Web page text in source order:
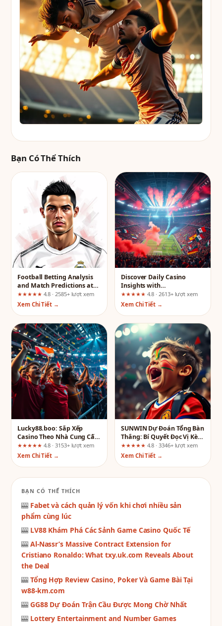
Bạn Có Thể Thích
Football Betting Analysis
and Match Predictions at
JW88: A User Journey Risk
Assessment
★★★★★ 4.8 · 2585+ lượt xem
Xem Chi Tiết →
Discover Daily Casino
Insights with
789betmoi.com: An
Independent Review
★★★★★ 4.8 · 2613+ lượt xem
Xem Chi Tiết →
Lucky88.boo: Sắp Xếp
Casino Theo Nhà Cung Cấp
Hay Phong Cách Chơi?
Hướng Dẫn Chọn Đúng Cho
★★★★★ 4.8 · 3153+ lượt xem
Xem Chi Tiết →
SUNWIN Dự Đoán Tổng Bàn
Thắng: Bí Quyết Đọc Vị Kèo
Tài Xỉu Chuẩn Xác
★★★★★ 4.8 · 3346+ lượt xem
Xem Chi Tiết →
BẠN CÓ THỂ THÍCH
🎰 Fabet và cách quản lý vốn khi chơi nhiều sản
phẩm cùng lúc
🎰 LV88 Khám Phá Các Sảnh Game Casino Quốc Tế
🎰 Al-Nassr’s Massive Contract Extension for
Cristiano Ronaldo: What txy.uk.com Reveals About
the Deal
🎰 Tổng Hợp Review Casino, Poker Và Game Bài Tại
w88-km.com
🎰 GG88 Dự Đoán Trận Cầu Được Mong Chờ Nhất
🎰 Lottery Entertainment and Number Games